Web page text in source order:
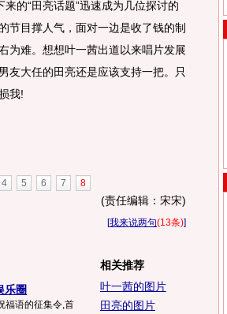
的“田亮话题”迅速成为几位探讨的
节目撑人气，面对一边是收了钱的制
为难。想想叶一茜出道以来唱片发展
友大任的田亮还是应该支持一把。只
我!
4 5 6 7 8
(责任编辑：宋宋)
[我来说两句(13条)]
乐圈
福语的征集令,首
相关推荐
叶一茜的图片
田亮的图片